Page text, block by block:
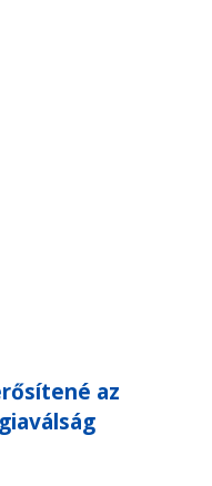
az